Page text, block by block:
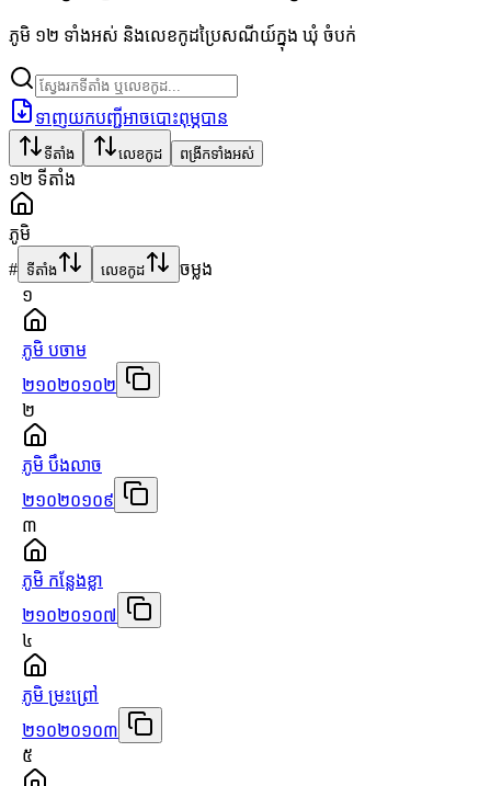
ភូមិ ១២ ទាំងអស់ និងលេខកូដប្រៃសណីយ៍ក្នុង ឃុំ ចំបក់
ទាញយកបញ្ជីអាចបោះពុម្ភបាន
ទីតាំង លេខកូដ ពង្រីកទាំងអស់
១២ ទីតាំង
ភូមិ
# ទីតាំង លេខកូដ
ចម្លង
១
ភូមិ បចាម
២១០២០១០២
២
ភូមិ បឹងលាច
២១០២០១០៩
៣
ភូមិ កន្លែងខ្លា
២១០២០១០៧
៤
ភូមិ ម្រះព្រៅ
២១០២០១០៣
៥